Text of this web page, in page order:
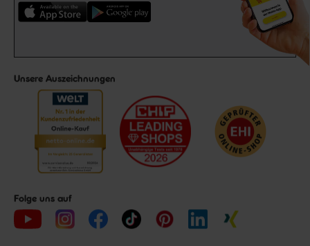
Unsere Auszeichnungen
Folge uns auf